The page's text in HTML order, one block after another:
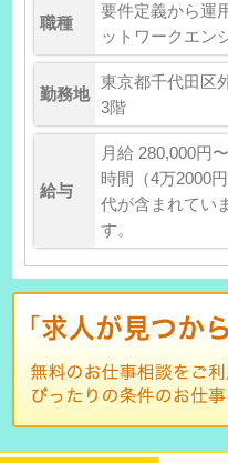
職種
要件定義から運
ットワークエン
勤務地
東京都千代田区
3階
給与
月給 280,000円
時間（4万2000
代が含まれてい
す。